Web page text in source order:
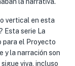
vertical en esta
Esta serie La
para el Proyecto
y la narración son
viva, incluso